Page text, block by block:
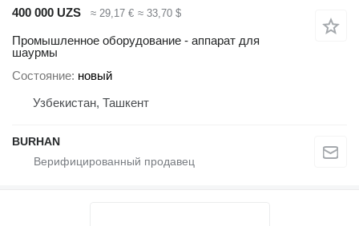
400 000 UZS ≈ 29,17 € ≈ 33,70 $
Промышленное оборудование - аппарат для
шаурмы
Состояние новый
Узбекистан, Ташкент
BURHAN